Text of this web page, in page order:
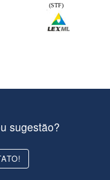
(STF)
sugestão?